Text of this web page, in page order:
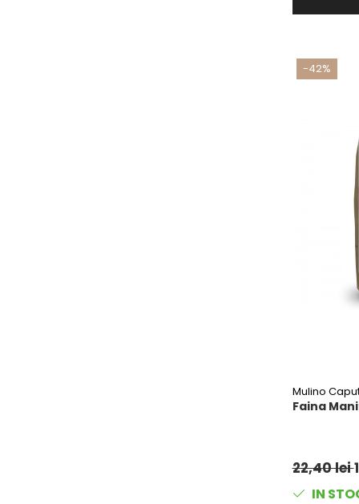
-42%
Mulino
Faina
22,40 lei
IN